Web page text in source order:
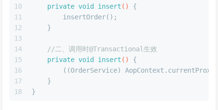
10
11
12
13
14
15
16
17
18
private void insert ()
{
        insertOrder();
    }
//二、调用时@Transactional生效
private void insert ()
{
((OrderService)
    }
}